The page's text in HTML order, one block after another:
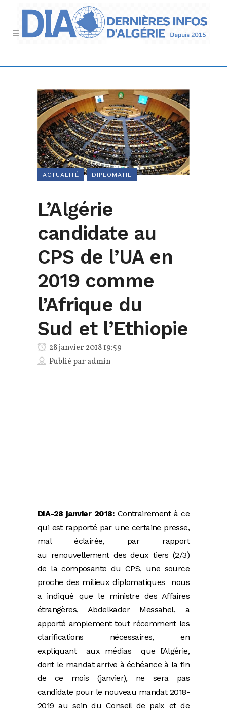
ACTUALITÉ DIPLOMATIE
L’Algérie
candidate au
CPS de l’UA en
2019 comme
l’Afrique du
Sud et l’Ethiopie
28 janvier 2018 19:59
Publié paradmin
DIA-28 janvier 2018:Contrairement à ce
qui est rapporté par une certaine presse,
mal éclairée, par rapport
au renouvellement des deux tiers (2/3)
de la composante du CPS, une source
proche des milieux diplomatiques nous
a indiqué que le ministre des Affaires
étrangères, Abdelkader Messahel, a
apporté amplement tout récemment les
clarifications nécessaires, en
expliquant aux médias que l’Algérie,
dont le mandat arrive à échéance à la fin
de ce mois (janvier), ne sera pas
candidate pour le nouveau mandat 2018-
2019 au sein du Conseil de paix et de